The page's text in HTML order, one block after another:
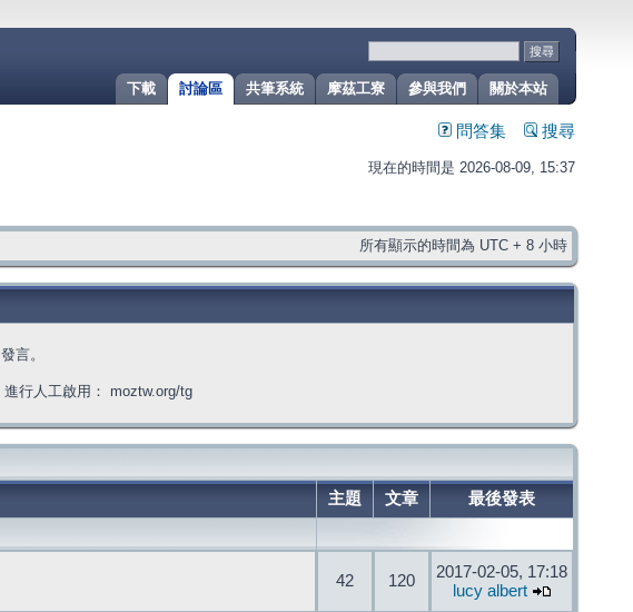
關於本站
參與我們
摩茲工寮
共筆系統
討論區
下載
問答集 搜尋
現在的時間是 2026-08-09, 15:37
所有顯示的時間為 UTC + 8 小時
言。
行人工啟用： moztw.org/tg
主題 文章
最後發表
42 120
2017-02-05, 17:18
lucy albert